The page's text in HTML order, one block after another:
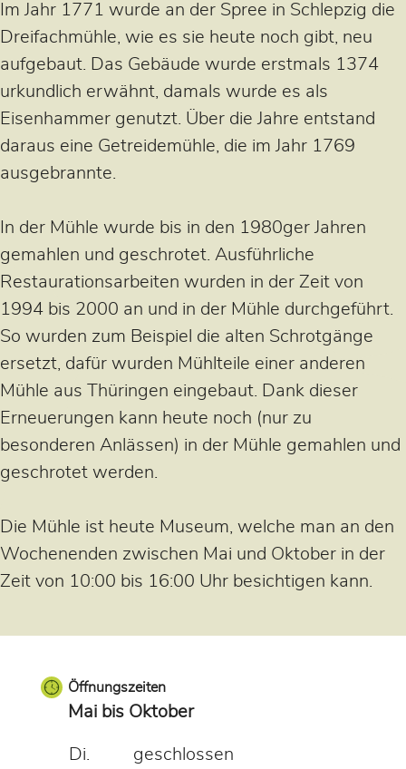
Im Jahr 1771 wurde an der Spree in Schlepzig die
Dreifachmühle, wie es sie heute noch gibt, neu
aufgebaut. Das Gebäude wurde erstmals 1374
urkundlich erwähnt, damals wurde es als
Eisenhammer genutzt. Über die Jahre entstand
daraus eine Getreidemühle, die im Jahr 1769
ausgebrannte.
In der Mühle wurde bis in den 1980ger Jahren
gemahlen und geschrotet. Ausführliche
Restaurationsarbeiten wurden in der Zeit von
1994 bis 2000 an und in der Mühle durchgeführt.
So wurden zum Beispiel die alten Schrotgänge
ersetzt, dafür wurden Mühlteile einer anderen
Mühle aus Thüringen eingebaut. Dank dieser
Erneuerungen kann heute noch (nur zu
besonderen Anlässen) in der Mühle gemahlen und
geschrotet werden.
Die Mühle ist heute Museum, welche man an den
Wochenenden zwischen Mai und Oktober in der
Zeit von 10:00 bis 16:00 Uhr besichtigen kann.
Öffnungszeiten
Mai bis Oktober
Di.
geschlossen